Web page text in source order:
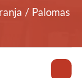
Palomas